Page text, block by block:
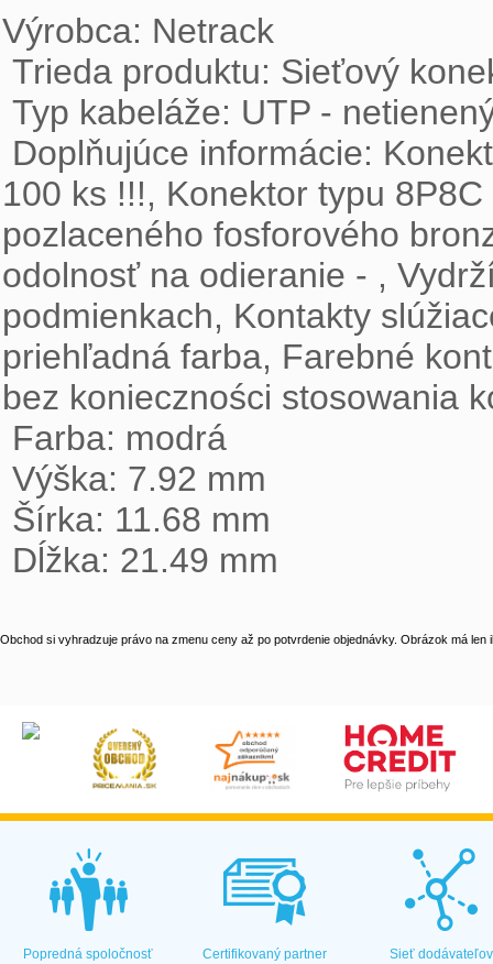
Výrobca: Netrack
100 ks !!!, Konektor typu
pozlaceného fosforového
odolnosť na odieranie - ,
podmienkach, Kontakty
priehľadná farba, Farebné
bez konieczności stosowania
Dĺžka: 21.49 mm
Obchod si vyhradzuje právo na zmenu ceny až po potvrdenie objednávky. Obrázok má len
Popredná spoločnosť Certifikovaný partner Sieť dodávateľov